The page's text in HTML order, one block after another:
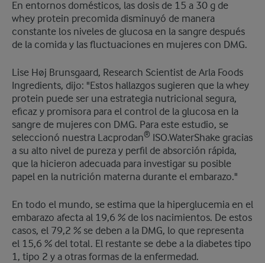
En entornos domésticos, las dosis de 15 a 30 g de
whey protein precomida disminuyó de manera
constante los niveles de glucosa en la sangre después
de la comida y las fluctuaciones en mujeres con DMG.
Lise Høj Brunsgaard, Research Scientist de Arla Foods
Ingredients, dijo: "Estos hallazgos sugieren que la whey
protein puede ser una estrategia nutricional segura,
eficaz y promisora para el control de la glucosa en la
sangre de mujeres con DMG. Para este estudio, se
seleccionó nuestra Lacprodan®
ISO.WaterShake gracias
a su alto nivel de pureza y perfil de absorción rápida,
que la hicieron adecuada para investigar su posible
papel en la nutrición materna durante el embarazo."
En todo el mundo, se estima que la hiperglucemia en el
embarazo afecta al 19,6 % de los nacimientos. De estos
casos, el 79,2 % se deben a la DMG, lo que representa
el 15,6 % del total. El restante se debe a la diabetes tipo
1, tipo 2 y a otras formas de la enfermedad.